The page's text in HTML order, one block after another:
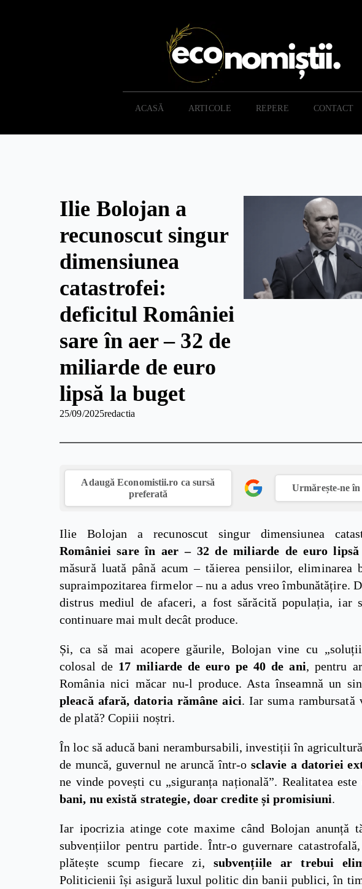
ACASĂ ARTICOLE REPERE CONTACT
Ilie Bolojan a
recunoscut singur
dimensiunea
catastrofei:
deficitul României
sare în aer – 32 de
miliarde de euro
lipsă la buget
25/09/2025redactia
Adaugă Economistii.ro ca sursă
preferată
Urmărește-ne
Ilie Bolojan a recunoscut singur dimensiunea
României sare în aer – 32 de miliarde de euro
măsură luată până acum – tăierea pensiilor, eliminarea
supraimpozitarea firmelor – nu a adus vreo îmbunătățire.
distrus mediul de afaceri, a fost sărăcită populația, iar
continuare mai mult decât produce.
Și, ca să mai acopere găurile, Bolojan vine cu
colosal de 17 miliarde de euro pe 40 de ani, pentru
România nici măcar nu-l produce. Asta înseamnă un
pleacă afară, datoria rămâne aici. Iar suma
de plată? Copiii noștri.
În loc să aducă bani nerambursabili, investiții în
de muncă, guvernul ne aruncă într-o sclavie a datoriei
ne vinde povești cu „siguranța națională”. Realitatea este
bani, nu există strategie, doar credite și promisiuni.
Iar ipocrizia atinge cote maxime când Bolojan anunță
subvențiilor pentru partide. Într-o guvernare
plătește scump fiecare zi, subvențiile ar trebui
Politicienii își asigură luxul politic din banii publici, în